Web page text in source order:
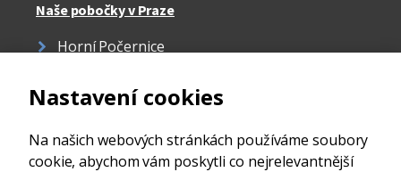
Naše pobočky v Praze
Horní Počernice
Strašnice
Nastavení cookies
Na našich webových stránkách používáme soubory
cookie, abychom vám poskytli co nejrelevantnější